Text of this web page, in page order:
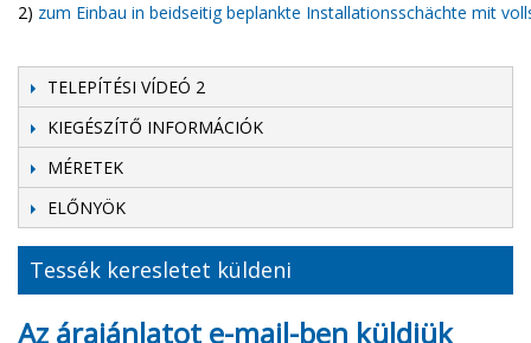
2) zum Einbau in beidseitig beplankte Installationsschächte mit
TELEPÍTÉSI VÍDEÓ 2
KIEGÉSZÍTŐ INFORMÁCIÓK
MÉRETEK
ELŐNYÖK
Tessék keresletet küldeni
Az árajánlatot e-mail-ben küldjük